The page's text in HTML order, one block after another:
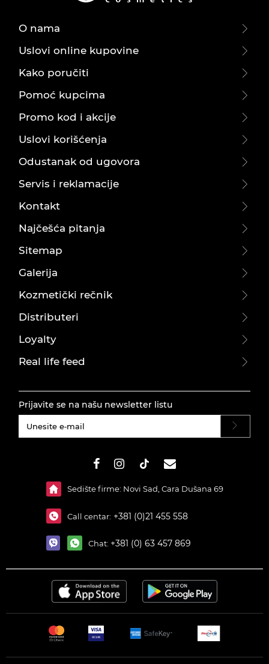
O nama
Uslovi online kupovine
Kako poručiti
Pomoć kupcima
Promo kod i akcije
Uslovi korišćenja
Odustanak od ugovora
Servis i reklamacije
Kontakt
Najčešća pitanja
Sitemap
Galerija
Kozmetički rečnik
Distributeri
Loyalty
Real life feed
Prijavite se na našu newsletter listu
Sedište firme: Novi Sad, Cara Dušana 69
Call centar: +381 (0)21 455 558
Chat: +381 (0) 63 457 869